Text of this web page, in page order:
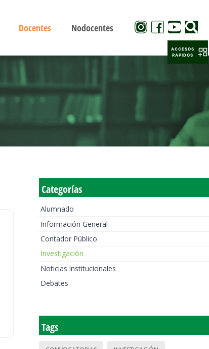
Docentes Nodocentes
Categorías
Alumnado
Información General
Contador Público
Investigación
Noticias institucionales
Debates
Tags
ACCESOS
RAPIDOS